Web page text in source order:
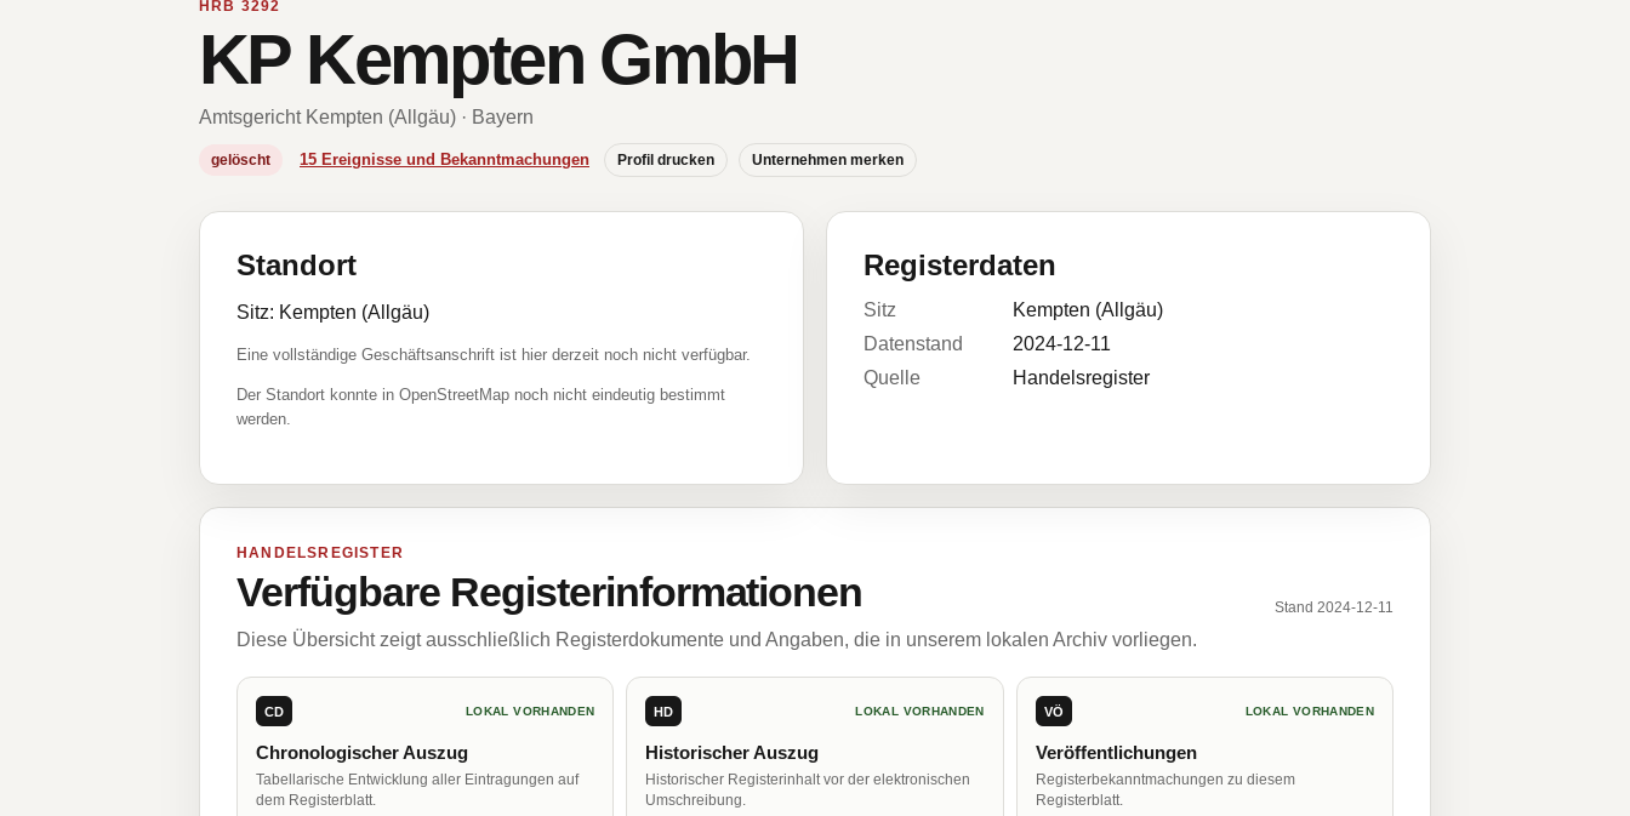
HRB 3292
KP Kempten GmbH
Amtsgericht Kempten (Allgäu) · Bayern
gelöscht 15 Ereignisse und Bekanntmachungen Profil drucken Unternehmen merken
Standort
Sitz: Kempten (Allgäu)
Eine vollständige Geschäftsanschrift ist hier derzeit noch nicht verfügbar.
Der Standort konnte in OpenStreetMap noch nicht eindeutig bestimmt
werden.
Registerdaten
Sitz
Kempten (Allgäu)
Datenstand
2024-12-11
Quelle
Handelsregister
HANDELSREGISTER
Verfügbare Registerinformationen Stand 2024-12-11
Diese Übersicht zeigt ausschließlich Registerdokumente und Angaben, die in unserem lokalen Archiv vorliegen.
CD LOKAL VORHANDEN
Chronologischer Auszug
Tabellarische Entwicklung aller Eintragungen auf
dem Registerblatt.
HD LOKAL VORHANDEN
Historischer Auszug
Historischer Registerinhalt vor der elektronischen
Umschreibung.
VÖ LOKAL VORHANDEN
Veröffentlichungen
Registerbekanntmachungen zu diesem
Registerblatt.